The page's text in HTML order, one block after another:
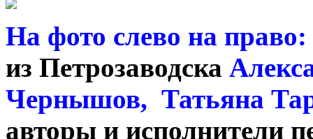
На фото слево на право:
из Петрозаводска
Чернышов, Татьяна
авторы и исполнители